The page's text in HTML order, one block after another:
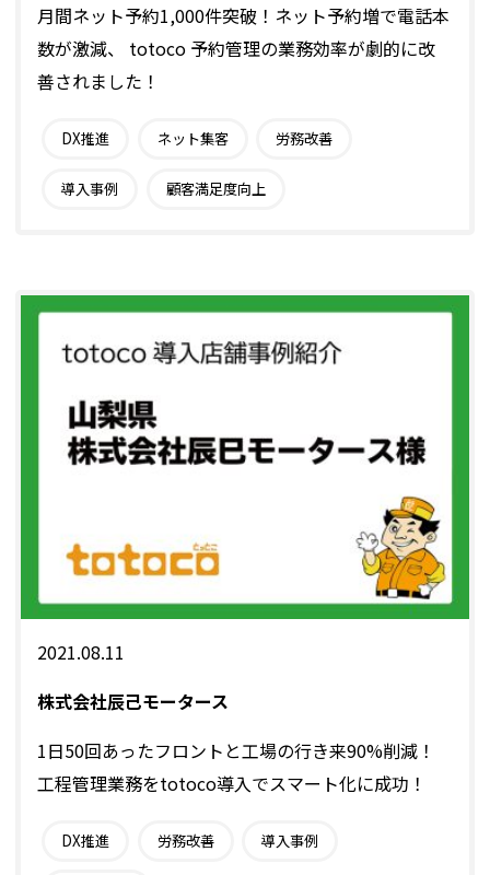
月間ネット予約1,000件突破！ネット予約増で電話本
数が激減、 totoco 予約管理の業務効率が劇的に改
善されました！
DX推進 ネット集客 労務改善
導入事例 顧客満足度向上
2021.08.11
株式会社辰己モータース
1日50回あったフロントと工場の行き来90%削減！
工程管理業務をtotoco導入でスマート化に成功！
DX推進 労務改善 導入事例